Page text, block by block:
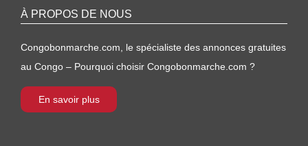
À PROPOS DE NOUS
Congobonmarche.com, le spécialiste des annonces gratuites
au Congo – Pourquoi choisir Congobonmarche.com ?
En savoir plus